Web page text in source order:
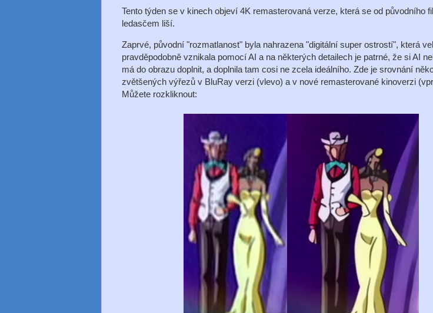
Tento týden se v kinech objeví 4K remasterovaná verze, která se od původního
ledasčem liší.
Zaprvé, původní "rozmatlanost" byla nahrazena "digitální super ostrostí", která
pravděpodobně vznikala pomocí AI a na některých detailech je patrné, že si AI
má do obrazu doplnit, a doplnila tam cosi ne zcela ideálního. Zde je srovnání
zvětšených výřezů v BluRay verzi (vlevo) a v nové remasterované kinoverzi
Můžete rozkliknout: